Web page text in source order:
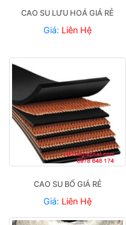
CAO SU LƯU HOÁ GIÁ RẺ
Giá: Liên Hệ
CAO SU BỐ GIÁ RẺ
Giá: Liên Hệ